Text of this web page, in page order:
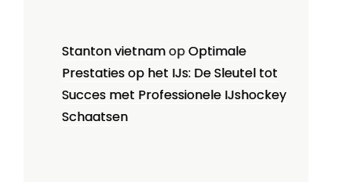
Stanton vietnamopOptimale
Prestaties op het IJs: De Sleutel tot
Succes met Professionele IJshockey
Schaatsen